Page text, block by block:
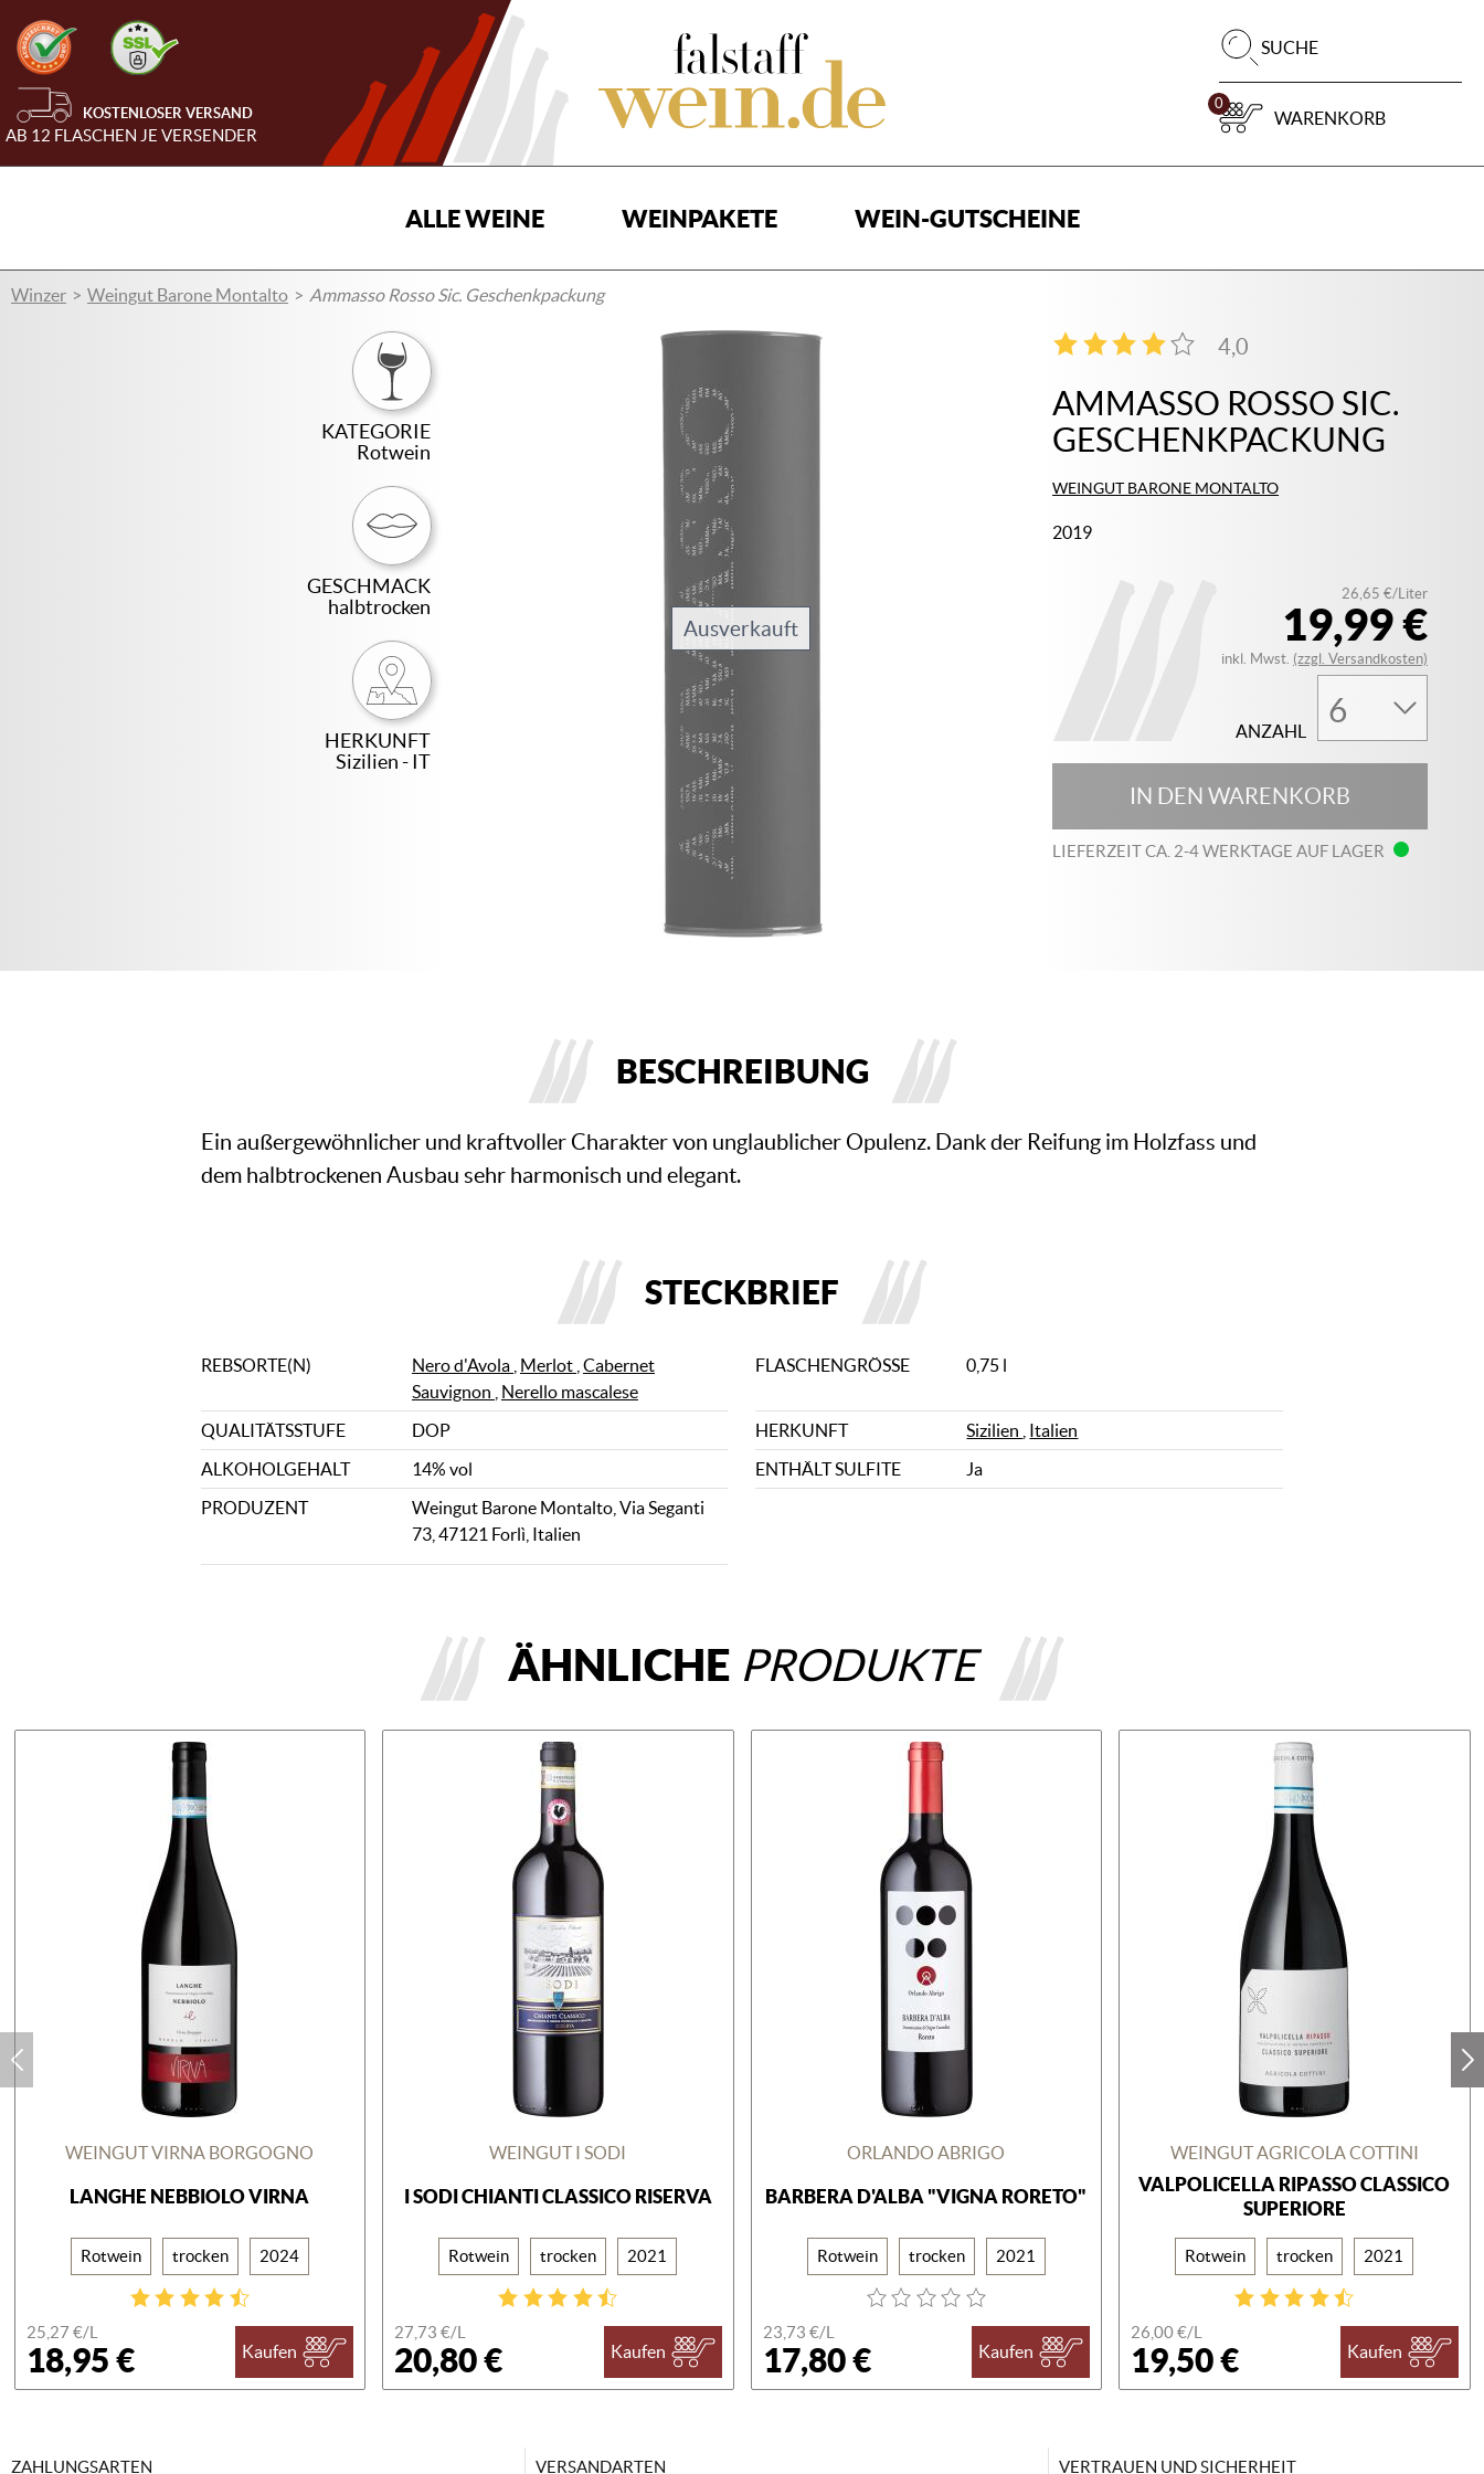
KOSTENLOSER VERSAND
AB 12 FLASCHEN JE VERSENDER
SUCHE
0
WARENKORB
ALLE WEINE WEINPAKETE WEIN-GUTSCHEINE
Winzer Weingut Barone Montalto Ammasso Rosso Sic. Geschenkpackung
KATEGORIE
Rotwein
GESCHMACK
halbtrocken
HERKUNFT
Sizilien - IT
Ausverkauft
AMMASSO ROSSO SIC.
GESCHENKPACKUNG
WEINGUT BARONE MONTALTO
2019
4,0
3
19,99 €
26,65 €/Liter
inkl. Mwst. (zzgl. Versandkosten)
ANZAHL
IN DEN WARENKORB
LIEFERZEIT CA. 2-4 WERKTAGE AUF LAGER
BESCHREIBUNG
Ein außergewöhnlicher und kraftvoller Charakter von unglaublicher Opulenz. Dank der Reifung im Holzfass und
dem halbtrockenen Ausbau sehr harmonisch und elegant.
STECKBRIEF
REBSORTE(N) Nero d'Avola Merlot Cabernet
Sauvignon
Nerello mascalese
FLASCHENGRÖSSE 0,75 l
QUALITÄTSSTUFE DOP HERKUNFT Sizilien
Italien
ALKOHOLGEHALT
14% vol ENTHÄLT SULFITE
Ja
PRODUZENT
Weingut Barone Montalto, Via Seganti
73, 47121 Forlì, Italien
ÄHNLICHE PRODUKTE
WEINGUT VIRNA BORGOGNO
LANGHE NEBBIOLO VIRNA
Rotwein trocken 2024
25,27 €/L
18,95 € Kaufen
WEINGUT I SODI
I SODI CHIANTI CLASSICO RISERVA
Rotwein trocken 2021
27,73 €/L
20,80 € Kaufen
ORLANDO ABRIGO
BARBERA D'ALBA "VIGNA RORETO"
Rotwein trocken 2021
23,73 €/L
17,80 € Kaufen
WEINGUT AGRICOLA COTTINI
VALPOLICELLA RIPASSO CLASSICO
SUPERIORE
Rotwein trocken 2021
26,00 €/L
19,50 € Kaufen
ZAHLUNGSARTEN VERSANDARTEN VERTRAUEN UND SICHERHEIT